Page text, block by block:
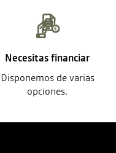
Necesitas financiar
Disponemos de varias
opciones.